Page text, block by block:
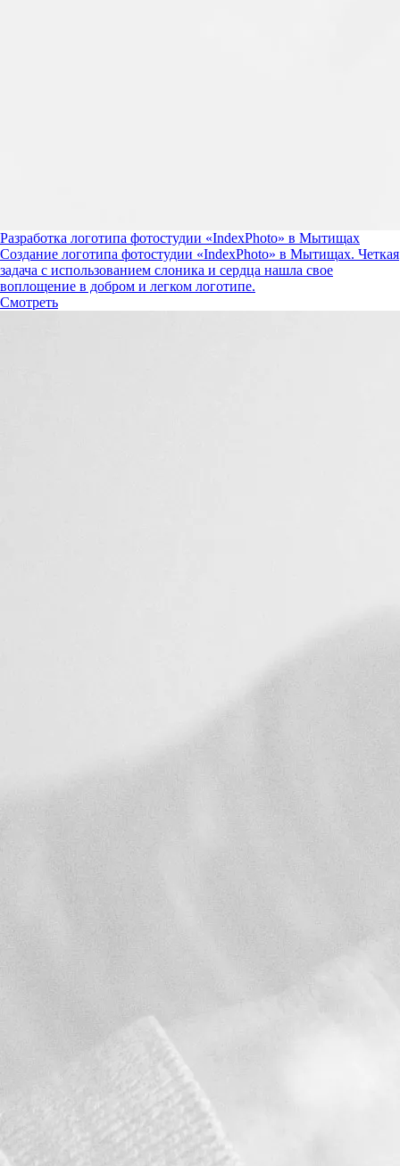
Разработка логотипа фотостудии «IndexPhoto» в Мытищах
Создание логотипа фотостудии «IndexPhoto» в Мытищах. Четкая
задача с использованием слоника и сердца нашла свое
воплощение в добром и легком логотипе.
Смотреть